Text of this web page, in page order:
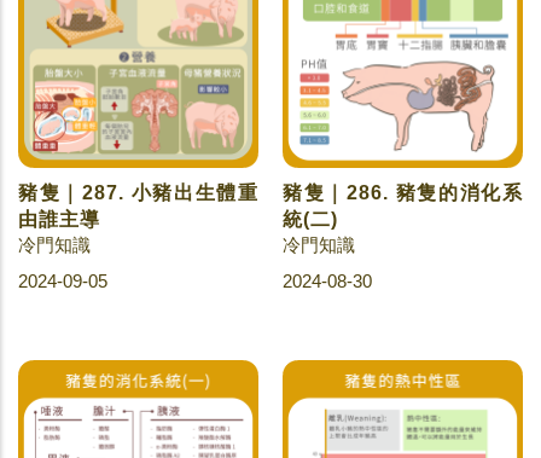
豬隻｜287. 小豬出生體重
由誰主導
冷門知識
2024-09-05
豬隻｜286. 豬隻的消化系
統(二)
冷門知識
2024-08-30